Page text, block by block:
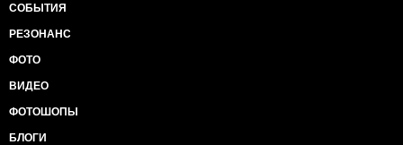
СОБЫТИЯ
РЕЗОНАНС
ФОТО
ВИДЕО
ФОТОШОПЫ
БЛОГИ